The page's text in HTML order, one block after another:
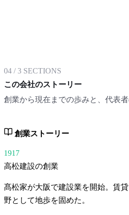
04 /3 SECTIONS
この会社のストーリー
創業から現在までの歩みと、代表
創業ストーリー
1917
高松建設の創業
髙松家が大阪で建設業を開始。賃
野として地歩を固めた。